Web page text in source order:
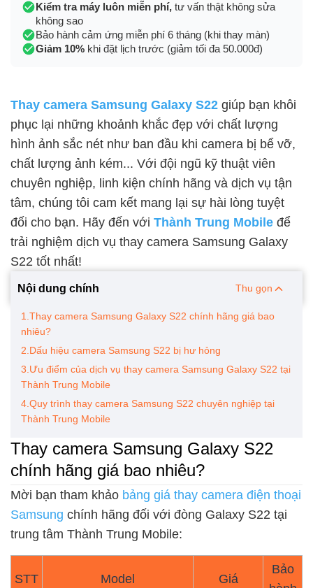
Kiểm tra máy luôn miễn phí, tư vấn thật không sửa
không sao
Bảo hành cảm ứng miễn phí 6 tháng (khi thay màn)
Giảm 10% khi đặt lịch trước (giảm tối đa 50.000đ)
Thay camera Samsung Galaxy S22 giúp bạn khôi
phục lại những khoảnh khắc đẹp với chất lượng
hình ảnh sắc nét như ban đầu khi camera bị bể vỡ,
chất lượng ảnh kém... Với đội ngũ kỹ thuật viên
chuyên nghiệp, linh kiện chính hãng và dịch vụ tận
tâm, chúng tôi cam kết mang lại sự hài lòng tuyệt
đối cho bạn. Hãy đến với Thành Trung Mobile để
trải nghiệm dịch vụ thay camera Samsung Galaxy
S22 tốt nhất!
Nội dung chính Thu gọn
1.Thay camera Samsung Galaxy S22 chính hãng giá bao
nhiêu?
2.Dấu hiệu camera Samsung S22 bị hư hỏng
3.Ưu điểm của dịch vụ thay camera Samsung Galaxy S22 tại
Thành Trung Mobile
4.Quy trình thay camera Samsung S22 chuyên nghiệp tại
Thành Trung Mobile
Thay camera Samsung Galaxy S22
chính hãng giá bao nhiêu?
Mời bạn tham khảo bảng giá thay camera điện thoại
Samsung chính hãng đối với đòng Galaxy S22 tại
trung tâm Thành Trung Mobile:
STT Model Giá
Bảo